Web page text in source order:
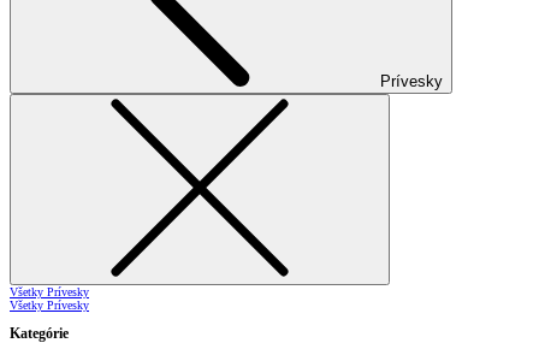
Prívesky
Všetky Prívesky
Všetky Prívesky
Kategórie